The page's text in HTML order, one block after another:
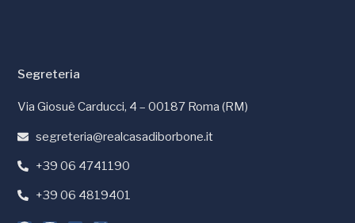
Segreteria
Via Giosuè Carducci, 4 – 00187 Roma (RM)
segreteria@realcasadiborbone.it
+39 06 4741190
+39 06 4819401